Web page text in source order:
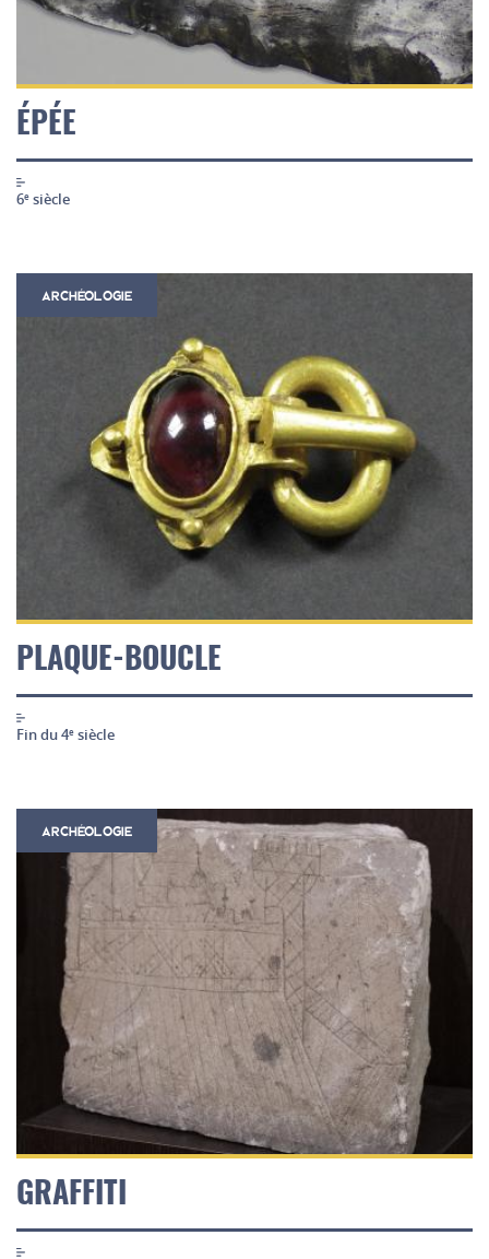
ÉPÉE
6e siècle
ARCHÉOLOGIE
PLAQUE-BOUCLE
Fin du 4e siècle
ARCHÉOLOGIE
GRAFFITI